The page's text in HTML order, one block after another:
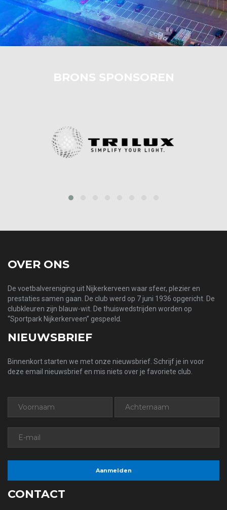
BRONS SPONSOREN
OVER ONS
De voetbalvereniging uit Nijkerkerveen waar sfeer, plezier en
prestaties samen gaan. De club werd op 7 juni 1936 opgericht. De
clubkleuren zijn blauw-wit. De thuiswedstrijden worden op
“Sportpark Nijkerkerveen” gespeeld.
NIEUWSBRIEF
Binnenkort starten we met onze nieuwsbrief. Schrijf je in voor
deze email nieuwsbrief en mis niets over je favoriete club.
CONTACT